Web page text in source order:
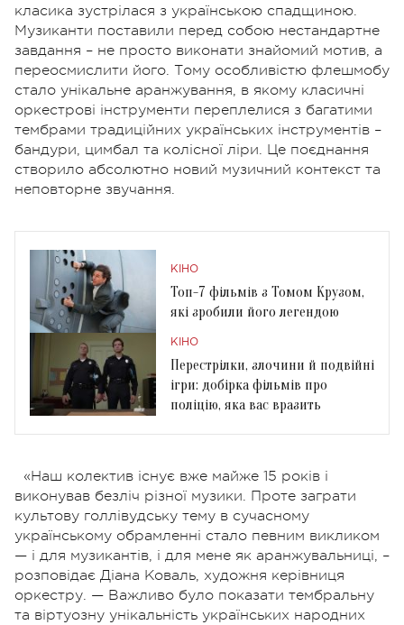
класика зустрілася з українською спадщиною.
Музиканти поставили перед собою нестандартне
завдання – не просто виконати знайомий мотив, а
переосмислити його. Тому особливістю флешмобу
стало унікальне аранжування, в якому класичні
оркестрові інструменти переплелися з багатими
тембрами традиційних українських інструментів –
бандури, цимбал та колісної ліри. Це поєднання
створило абсолютно новий музичний контекст та
неповторне звучання.
КІНО
Топ-7 фільмів з Томом Крузом,
які зробили його легендою
КІНО
Перестрілки, злочини й подвійні
ігри: добірка фільмів про
поліцію, яка вас вразить
«Наш колектив існує вже майже 15 років і
виконував безліч різної музики. Проте заграти
культову голлівудську тему в сучасному
українському обрамленні стало певним викликом
— і для музикантів, і для мене як аранжувальниці, –
розповідає Діана Коваль, художня керівниця
оркестру. — Важливо було показати тембральну
та віртуозну унікальність українських народних